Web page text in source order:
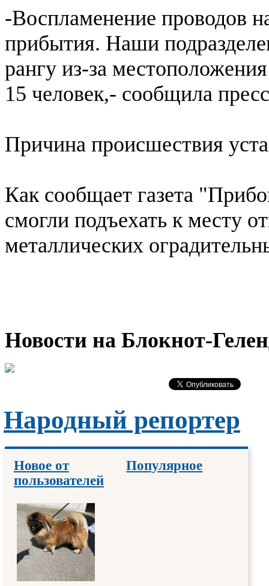
-Воспламенение проводов
прибытия. Наши
рангу из-за
15 человек,- сообщила
Причина происшествия
Как сообщает газета
смогли подъехать к месту
металлических
Новости на Блoкнoт-
Народный репортер
Новое от
пользователей
Популярное